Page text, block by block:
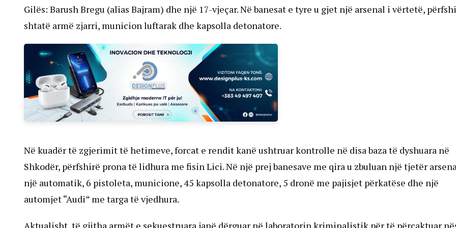
Gilës: Barush Bregu (alias Bajram) dhe një 17-vjeçar. Në banesat e tyre u gjet një arsenal i vërtetë,
shtatë armë zjarri, municion luftarak dhe kapsolla detonatore.
Në kuadër të zgjerimit të hetimeve, forcat e rendit kanë ushtruar kontrolle në disa baza të dyshuara në
Shkodër, përfshirë prona të lidhura me fisin Lici. Në një prej banesave me qira u zbuluan një tjetër
një automatik, 6 pistoleta, municione, 45 kapsolla detonatore, 5 dronë me pajisjet përkatëse dhe një
automjet “Audi” me targa të vjedhura.
Aktualisht, të gjitha armët e sekuestruara janë dërguar në laboratorin kriminalistik për të përcaktuar